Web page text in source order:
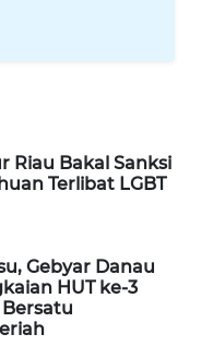
Riau Bakal Sanksi
Terlibat LGBT
Gebyar Danau
HUT ke-3